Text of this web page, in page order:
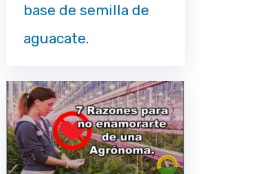
base de semilla de
aguacate.